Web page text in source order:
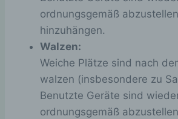
ordnungsgemäß
hinzuhängen.
Walzen:
Weiche Plätze sind nach
walzen (insbesondere zu
Benutzte Geräte sind
ordnungsgemäß
wordpress_t
est_cookie
Verwendung von
Cookies im
Speicherdauer:
Bis zum Ende der
Browsersitzung
(wird beim
Schließen Ihres